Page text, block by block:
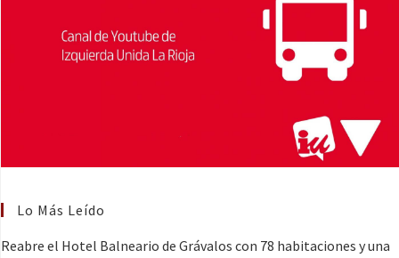
Lo Más Leído
Reabre el Hotel Balneario de Grávalos con 78 habitaciones y una